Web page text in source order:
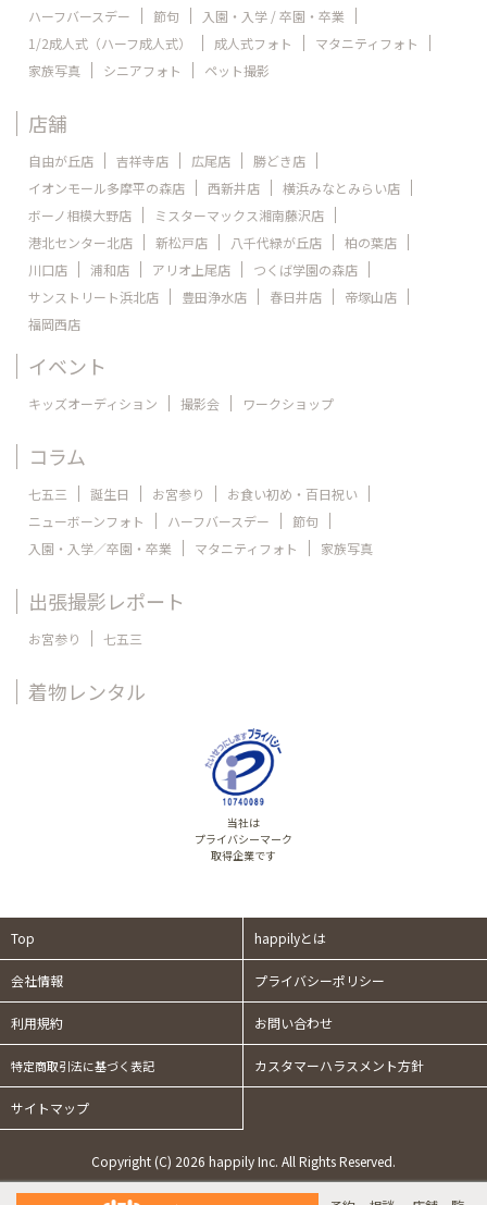
ハーフバースデー
節句
入園・入学 / 卒園・卒業
1/2成人式（ハーフ成人式）
成人式フォト
マタニティフォト
家族写真
シニアフォト ペット撮影
店舗
自由が丘店 吉祥寺店 広尾店
勝どき店
イオンモール多摩平の森店
西新井店
横浜みなとみらい店
ボーノ相模大野店
ミスターマックス湘南藤沢店
港北センター北店
新松戸店 八千代緑が丘店
柏の葉店
川口店
浦和店 アリオ上尾店
つくば学園の森店
サンストリート浜北店
豊田浄水店 春日井店
帝塚山店
福岡西店
イベント
キッズオーディション 撮影会 ワークショップ
コラム
七五三 誕生日 お宮参り
お食い初め・百日祝い
ニューボーンフォト
ハーフバースデー
節句
入園・入学／卒園・卒業
マタニティフォト 家族写真
出張撮影レポート
お宮参り 七五三
着物レンタル
当社は
プライバシーマーク
取得企業です
Top happilyとは
会社情報 プライバシーポリシー
利用規約 お問い合わせ
特定商取引法に基づく表記 カスタマーハラスメント方針
サイトマップ
Copyright (C) 2026 happily Inc. All Rights Reserved.